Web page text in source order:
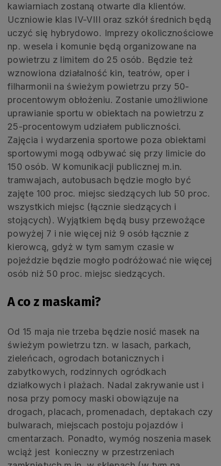
kawiarniach zostaną otwarte dla klientów.
Uczniowie klas IV-VIII oraz szkół średnich będą
uczyć się hybrydowo. Imprezy okolicznościowe
np. wesela i komunie będą organizowane na
powietrzu z limitem do 25 osób. Będzie też
wznowiona działalność kin, teatrów, oper i
filharmonii na świeżym powietrzu przy 50-
procentowym obłożeniu. Zostanie umożliwione
uprawianie sportu w obiektach na powietrzu z
25-procentowym udziałem publiczności.
Zajęcia i wydarzenia sportowe poza obiektami
sportowymi mogą odbywać się przy limicie do
150 osób. W komunikacji publicznej m.in.
tramwajach, autobusach będzie mogło być
zajęte 100 proc. miejsc siedzących lub 50 proc.
wszystkich miejsc (łącznie siedzących i
stojących). Wyjątkiem będą busy przewożące
powyżej 7 i nie więcej niż 9 osób łącznie z
kierowcą, gdyż w tym samym czasie w
pojeździe będzie mogło podróżować nie więcej
osób niż 50 proc. miejsc siedzących.
A co z maskami?
Od 15 maja nie trzeba będzie nosić masek na
świeżym powietrzu tzn. w lasach, parkach,
zieleńcach, ogrodach botanicznych i
zabytkowych, rodzinnych ogródkach
działkowych i plażach. Nadal zakrywanie ust i
nosa przy pomocy maski obowiązuje na
drogach, placach, promenadach, deptakach czy
bulwarach, miejscach postoju pojazdów i
cmentarzach. Ponadto, wymóg noszenia masek
wciąż jest konieczny w przestrzeniach